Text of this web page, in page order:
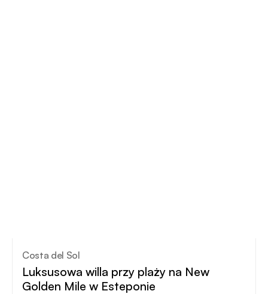
Costa del Sol
Luksusowa willa przy plaży na New
Golden Mile w Esteponie